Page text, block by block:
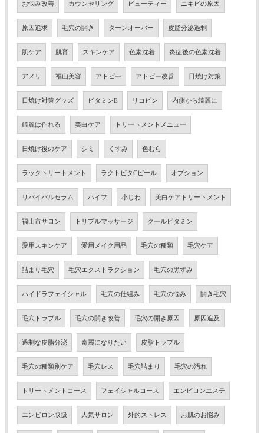
お悩み改善 カウンセリング ビューティー ニキビの原因
原因追求 毛穴の開き ターンオーバー 皮脂分泌過剰
肌ケア 肌育 スキンケア 色素沈着 炎症後の色素沈着
アメリ 福山美容 アトピー アトピー改善 日焼け対策
日焼け対策グッズ ビタミンE リコピン 内側から綺麗に
綺麗は作れる 美白ケア トリートメントメニュー
日焼け後のケア シミ くすみ 色むら
ラックトリートメント ラクトビタCピール オプション
リバイバルセラム ハイフ 小じわ 美白ケアトリートメント
福山市サロン トリプルマッサージ クールビタミン
愛用スキンケア 愛用メイク用品 毛穴の種類 毛穴ケア
詰まり毛穴 毛穴エクストラクション 毛穴の黒ずみ
ハイドラフェイシャル 毛穴の仕組み 毛穴の悩み 開き毛穴
毛穴トラブル 毛穴の開き改善 毛穴の開き原因 原因追及
過剰な皮脂分泌 奇麗になりたい 皮脂トラブル
毛穴の種類別ケア 毛穴レス 毛穴詰まり 毛穴の汚れ
トリートメントコース フェイシャルコース エンビロンエステ
エンビロン取扱 人気サロン 外的ストレス お肌のお悩み